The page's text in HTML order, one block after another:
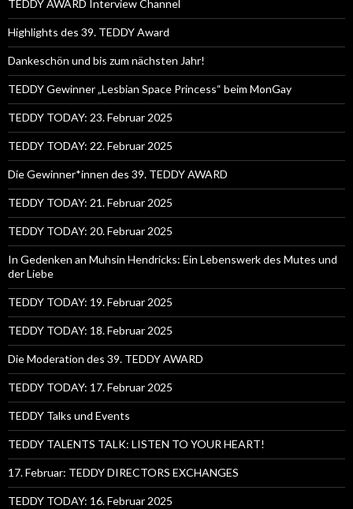
TEDDY AWARD Interview Channel
Highlights des 39. TEDDY Award
Dankeschön und bis zum nächsten Jahr!
TEDDY Gewinner „Lesbian Space Princess“ beim MonGay
TEDDY TODAY: 23. Februar 2025
TEDDY TODAY: 22. Februar 2025
Die Gewinner*innen des 39. TEDDY AWARD
TEDDY TODAY: 21. Februar 2025
TEDDY TODAY: 20. Februar 2025
In Gedenken an Muhsin Hendricks: Ein Lebenswerk des Mutes und
der Liebe
TEDDY TODAY: 19. Februar 2025
TEDDY TODAY: 18. Februar 2025
Die Moderation des 39. TEDDY AWARD
TEDDY TODAY: 17. Februar 2025
TEDDY Talks und Events
TEDDY TALENTS TALK: LISTEN TO YOUR HEART!
17. Februar: TEDDY DIRECTORS EXCHANGES
TEDDY TODAY: 16. Februar 2025